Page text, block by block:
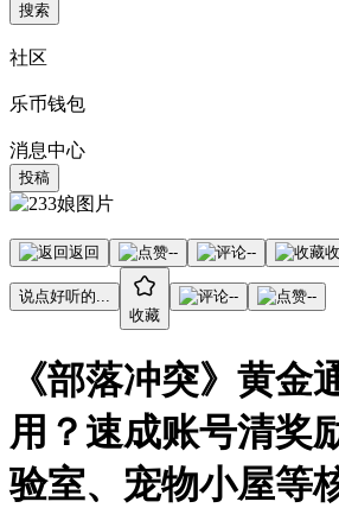
搜索
社区
乐币钱包
消息中心
投稿
返回 -- --
说点好听的...
收藏
-- --
《部落冲突》黄金
用？速成账号清奖
验室、宠物小屋等